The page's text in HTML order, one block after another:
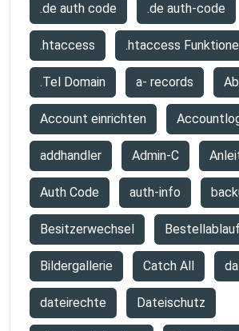
.de auth code .de auth-code
.htaccess .htaccess
.Tel Domain a- records
Account einrichten
addhandler Admin-C
Auth Code auth-info
Besitzerwechsel Bestellablauf
Bildergallerie Catch All
dateirechte Dateischutz